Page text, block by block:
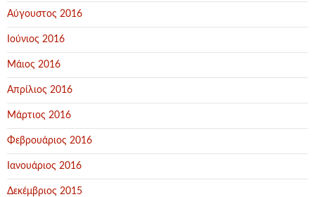
Αύγουστος 2016
Ιούνιος 2016
Μάιος 2016
Απρίλιος 2016
Μάρτιος 2016
Φεβρουάριος 2016
Ιανουάριος 2016
Δεκέμβριος 2015